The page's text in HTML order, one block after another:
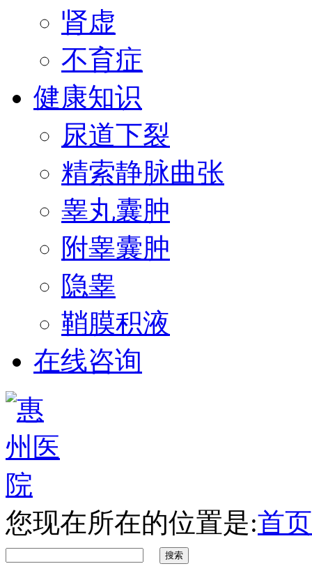
肾虚
不育症
健康知识
尿道下裂
精索静脉曲张
睾丸囊肿
附睾囊肿
隐睾
鞘膜积液
在线咨询
您现在所在的位置是:首页